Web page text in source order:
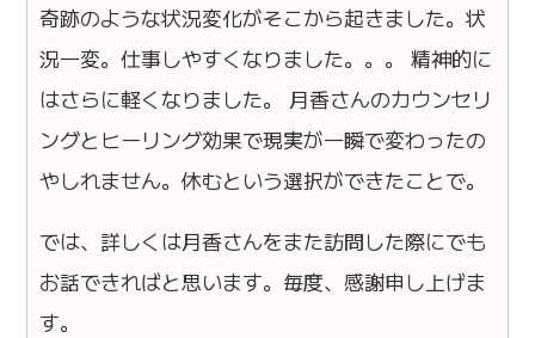
奇跡のような状況変化がそこから起きました。状
況一変。仕事しやすくなりました。。。 精神的に
はさらに軽くなりました。 月香さんのカウンセリ
ングとヒーリング効果で現実が一瞬で変わったの
やしれません。休むという選択ができたことで。
では、詳しくは月香さんをまた訪問した際にでも
お話できればと思います。毎度、感謝申し上げま
す。